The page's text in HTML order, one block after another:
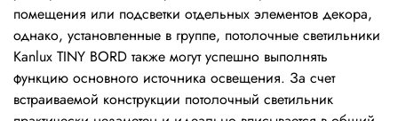
помещения или подсветки отдельных элементов декора,
однако, установленные в группе, потолочные светильники
Kanlux TINY BORD также могут успешно выполнять
функцию основного источника освещения. За счет
встраиваемой конструкции потолочный светильник